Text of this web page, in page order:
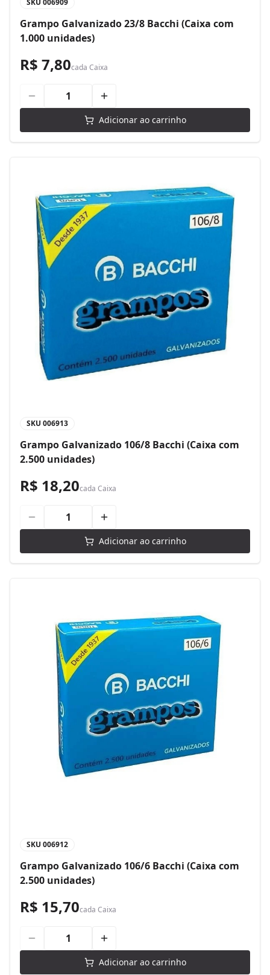
SKU 006909
Grampo Galvanizado 23/8 Bacchi (Caixa com
1.000 unidades)
R$ 7,80cada Caixa
Adicionar ao carrinho
SKU 006913
Grampo Galvanizado 106/8 Bacchi (Caixa com
2.500 unidades)
R$ 18,20cada Caixa
Adicionar ao carrinho
SKU 006912
Grampo Galvanizado 106/6 Bacchi (Caixa com
2.500 unidades)
R$ 15,70cada Caixa
Adicionar ao carrinho